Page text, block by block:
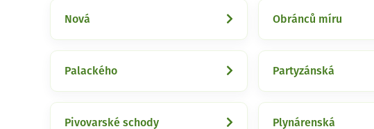
Nová Obránců míru
Palackého Partyzánská
Pivovarské schody Plynárenská